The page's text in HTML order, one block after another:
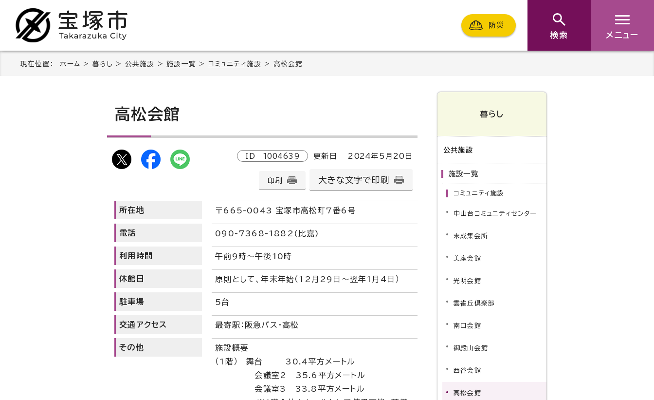
防災
検索 メニュー
現在位置： ホーム > 暮らし > 公共施設 >施設一覧 > コミュニティ施設 > 高松会館
高松会館
ID 1004639 更新日 2024年5月 20 日
印刷 大きな文字で印刷
所在地 〒665-0043 宝塚市高松町7番6号
電話 090-7368-1882(比嘉)
利用時間 午前9時～午後10時
休館日 原則として、年末年始（12月29日～翌年1月4日）
駐車場 5台
交通アクセス 最寄駅：阪急バス・高松
その他
施設概要
（1階） 舞台 30.4平方メートル
会議室2 35.6平方メートル
会議室3 33.8平方メートル
暮らし
公共施設
施設一覧
コミュニティ施設
中山台コミュニティセンター
末成集会所
美座会館
光明会館
雲雀丘倶楽部
南口会館
御殿山会館
西谷会館
高松会館